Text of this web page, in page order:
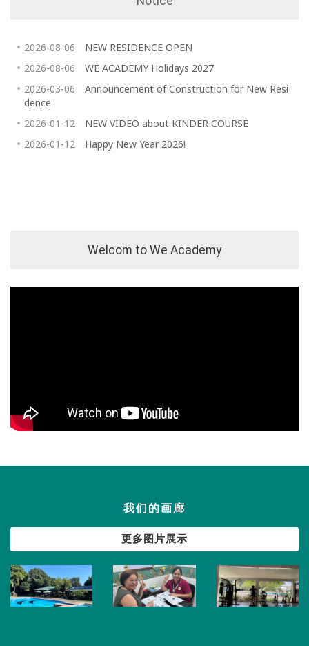
2026-08-06
NEW RESIDENCE OPEN
2026-08-06
WE ACADEMY Holidays 2027
2026-03-06
Announcement of Construction for New Resi
dence
2026-01-12
NEW VIDEO about KINDER COURSE
2026-01-12
Happy New Year 2026!
Welcom to We Academy
我们的画廊
更多图片展示